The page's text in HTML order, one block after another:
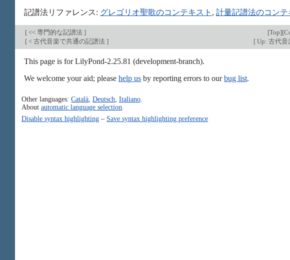
記譜法リファレンス: グレゴリオ聖歌のコンテキスト , 計量記譜法のコンテ
[ << 専門的な記譜法 ] [Top][
[ < 古代音楽で共通の記譜法 ] [ Up: 古代
This page is for LilyPond-2.25.81 (development-branch).
We welcome your aid; please help us by reporting errors to ourbug list.
Other languages: Català, Deutsch Italiano.
About automatic language selection
Disable syntax highlighting– Save syntax highlighting preference